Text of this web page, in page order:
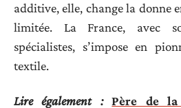
additive, elle, change la donne
limitée. La France, avec
spécialistes, s’impose en
textile.
Lire également : Père de